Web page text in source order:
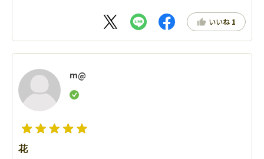
いいね 1
m@
花